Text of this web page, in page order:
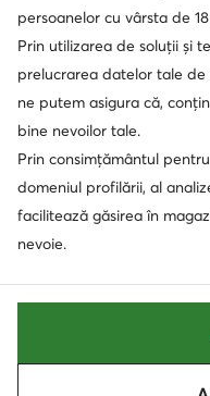
persoanelor cu vârsta de
Prin utilizarea de soluții și
prelucrarea datelor tale de
ne putem asigura că,
bine nevoilor tale.
Prin consimțământul
domeniul profilării, al
facilitează găsirea în
nevoie.